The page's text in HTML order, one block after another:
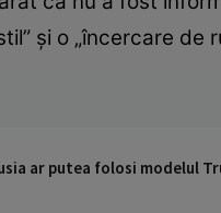
și o „încercare de
ar putea folosi modelul